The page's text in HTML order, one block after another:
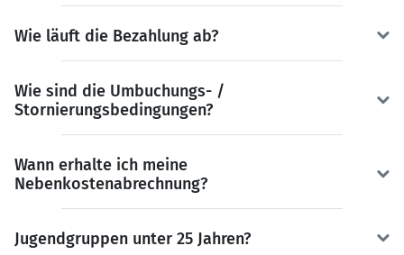
Wie läuft die Bezahlung ab?
Wie sind die Umbuchungs- /
Stornierungsbedingungen?
Wann erhalte ich meine
Nebenkostenabrechnung?
Jugendgruppen unter 25 Jahren?